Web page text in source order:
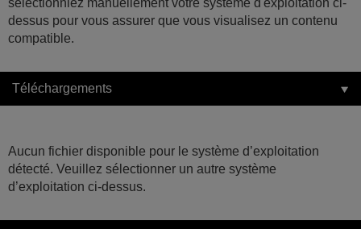
sélectionniez manuellement votre système d'exploitation ci-
dessus pour vous assurer que vous visualisez un contenu
compatible.
Téléchargements
Aucun fichier disponible pour le système d’exploitation
détecté. Veuillez sélectionner un autre système
d’exploitation ci-dessus.